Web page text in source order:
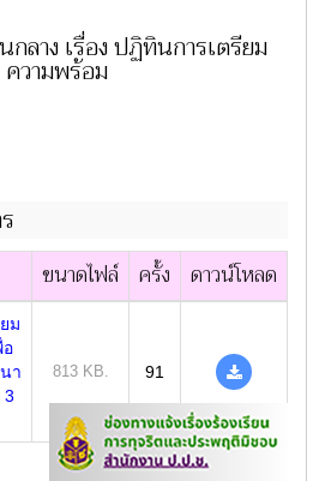
ลาง เรื่อง ปฏิทินการเตรียม
ความพร้อม
ขนาดไฟล์ ครั้ง ดาวน์โหลด
ม
อ
า
3
813 KB. 91